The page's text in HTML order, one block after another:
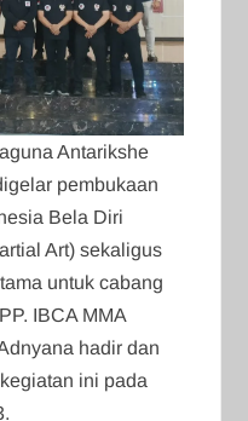
Antarikshe
pembukaan
Bela Diri
Art) sekaligus
untuk cabang
IBCA MMA
hadir dan
ini pada